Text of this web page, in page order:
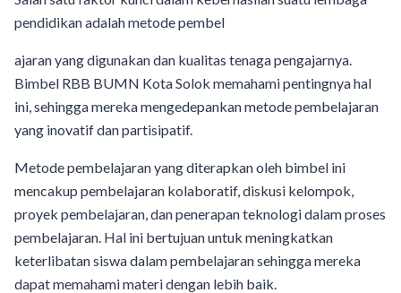
pendidikan adalah metode pembel
ajaran yang digunakan dan kualitas tenaga pengajarnya.
Bimbel RBB BUMN Kota Solok memahami pentingnya hal
ini, sehingga mereka mengedepankan metode pembelajaran
yang inovatif dan partisipatif.
Metode pembelajaran yang diterapkan oleh bimbel ini
mencakup pembelajaran kolaboratif, diskusi kelompok,
proyek pembelajaran, dan penerapan teknologi dalam proses
pembelajaran. Hal ini bertujuan untuk meningkatkan
keterlibatan siswa dalam pembelajaran sehingga mereka
dapat memahami materi dengan lebih baik.